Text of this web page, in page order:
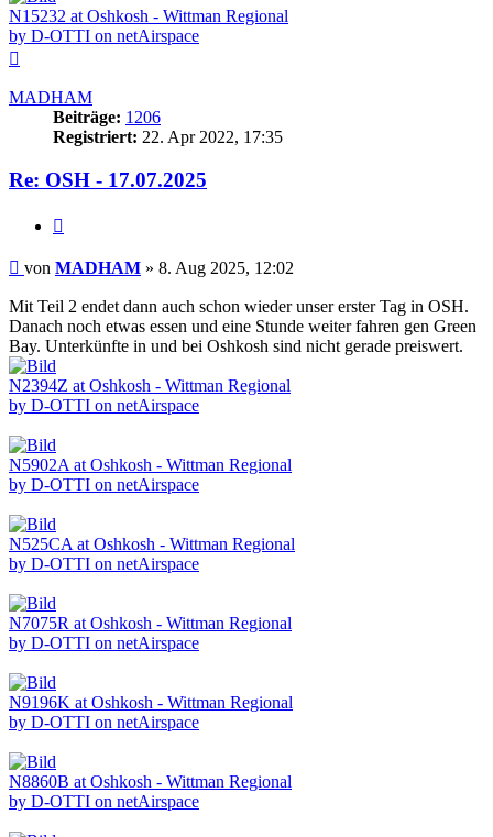
N15232 at Oshkosh - Wittman Regional
by D-OTTI on netAirspace
MADHAM
Beiträge: 1206
Registriert: 22. Apr 2022, 17:35
Re: OSH - 17.07.2025
Beitrag
von MADHAM » 8. Aug 2025, 12:02
Mit Teil 2 endet dann auch schon wieder unser erster Tag in OSH.
Danach noch etwas essen und eine Stunde weiter fahren gen Green
Bay. Unterkünfte in und bei Oshkosh sind nicht gerade preiswert.
N2394Z at Oshkosh - Wittman Regional
by D-OTTI on netAirspace
N5902A at Oshkosh - Wittman Regional
by D-OTTI on netAirspace
N525CA at Oshkosh - Wittman Regional
by D-OTTI on netAirspace
N7075R at Oshkosh - Wittman Regional
by D-OTTI on netAirspace
N9196K at Oshkosh - Wittman Regional
by D-OTTI on netAirspace
N8860B at Oshkosh - Wittman Regional
by D-OTTI on netAirspace